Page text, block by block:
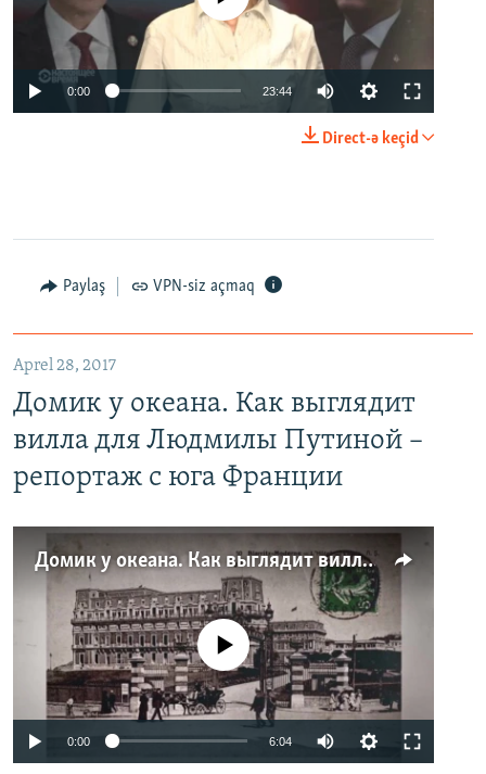
0:00 23:44
Direct-ə keçid
Paylaş VPN-siz açmaq
Aprel 28, 2017
Домик у океана. Как выглядит
вилла для Людмилы Путиной –
репортаж с юга Франции
Домик у океана. Как выглядит вилла для Людмилы Путиной – репортаж с юга Франции
No media source currently available
0:00 6:04